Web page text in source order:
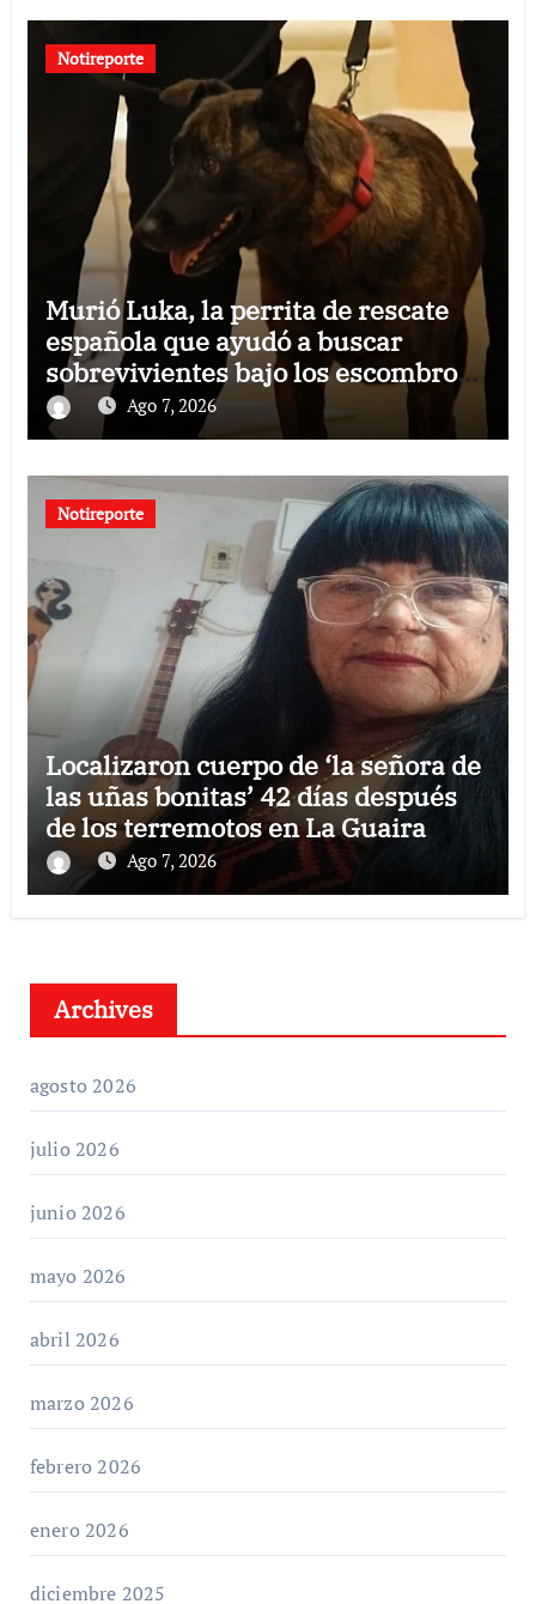
Notireporte
Murió Luka, la perrita de rescate
española que ayudó a buscar
sobrevivientes bajo los escombros
tras los terremotos
Ago 7, 2026
Notireporte
Localizaron cuerpo de ‘la señora de
las uñas bonitas’ 42 días después
de los terremotos en La Guaira
Ago 7, 2026
Archives
agosto 2026
julio 2026
junio 2026
mayo 2026
abril 2026
marzo 2026
febrero 2026
enero 2026
diciembre 2025